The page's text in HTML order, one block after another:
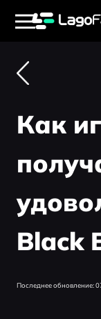
Как
Black
Последнее обновление: